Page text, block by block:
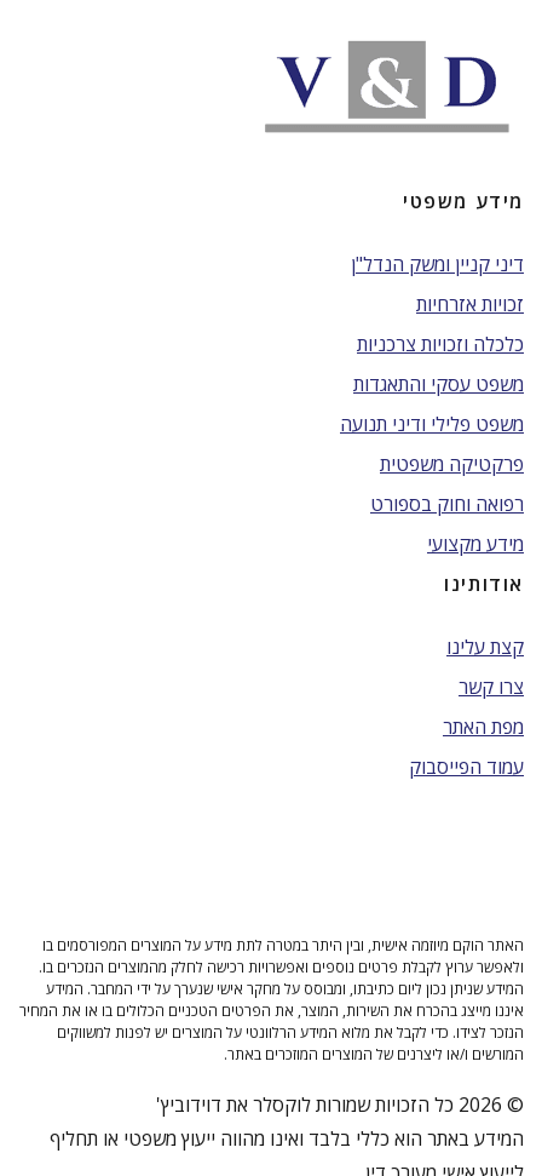
מידע משפטי
דיני קניין ומשק הנדל"ן
זכויות אזרחיות
כלכלה וזכויות צרכניות
משפט עסקי והתאגדות
משפט פלילי ודיני תנועה
פרקטיקה משפטית
רפואה וחוק בספורט
מידע מקצועי
אודותינו
קצת עלינו
צרו קשר
מפת האתר
עמוד הפייסבוק
האתר הוקם מיוזמה אישית, ובין היתר במטרה לתת מידע על המוצרים המפורסמים בו
ולאפשר ערוץ לקבלת פרטים נוספים ואפשרויות רכישה לחלק מהמוצרים הנזכרים בו.
המידע שניתן נכון ליום כתיבתו, ומבוסס על מחקר אישי שנערך על ידי המחבר. המידע
איננו מייצג בהכרח את השירות, המוצר, את הפרטים הטכניים הכלולים בו או את המחיר
הנזכר לצידו. כדי לקבל את מלוא המידע הרלוונטי על המוצרים יש לפנות למשווקים
המורשים ו/או ליצרנים של המוצרים המוזכרים באתר.
© 2026 כל הזכויות שמורות לוקסלר את דוידוביץ'
המידע באתר הוא כללי בלבד ואינו מהווה ייעוץ משפטי או תחליף